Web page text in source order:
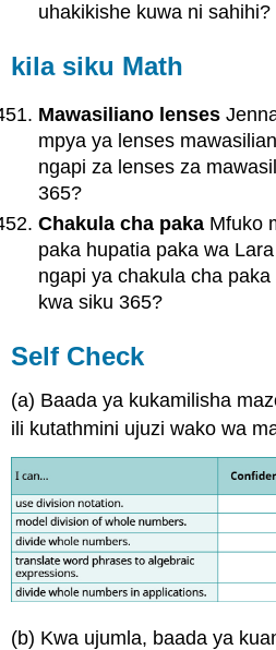
uhakikishe kuwa ni sahihi?
kila siku Math
Mawasiliano lenses
mpya ya lenses
ngapi za lenses za
365?
Chakula cha paka Mfuko
paka hupatia paka wa
ngapi ya chakula cha
kwa siku 365?
Self Check
(a) Baada ya kukamilisha
ili kutathmini ujuzi wako wa
(b) Kwa ujumla, baada ya